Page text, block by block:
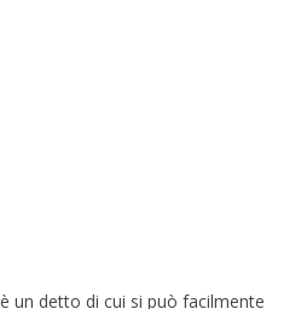
un detto di cui si può facilmente